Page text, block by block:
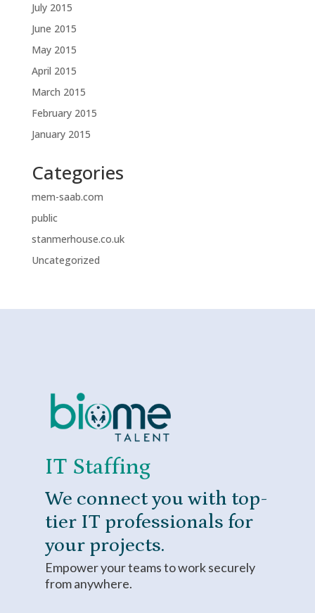
July 2015
June 2015
May 2015
April 2015
March 2015
February 2015
January 2015
Categories
mem-saab.com
public
stanmerhouse.co.uk
Uncategorized
IT Staffing
We connect you with top-
tier IT professionals for
your projects.
Empower your teams to work securely
from anywhere.